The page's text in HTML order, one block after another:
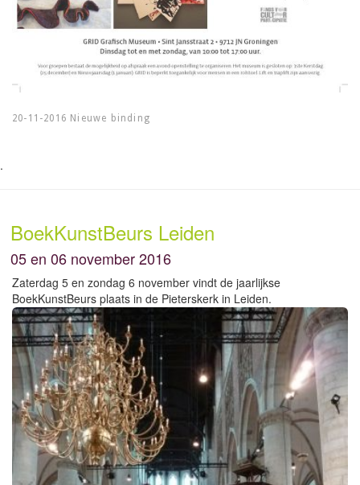
20-11-2016 Nieuwe binding
.
BoekKunstBeurs Leiden
05 en 06 november 2016
Zaterdag 5 en zondag 6 november vindt de jaarlijkse
BoekKunstBeurs plaats in de Pieterskerk in Leiden.